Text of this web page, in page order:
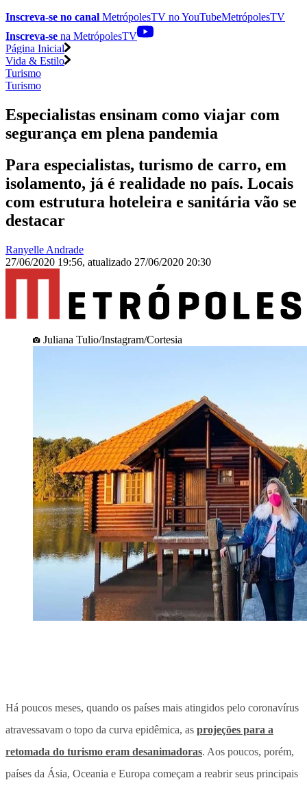
Inscreva-se no canal MetrópolesTV noYouTubeMetrópolesTV
Inscreva-se na MetrópolesTV
Página Inicial
Vida & Estilo
Turismo
Turismo
Especialistas ensinam como viajar com
segurança em plena pandemia
Para especialistas, turismo de carro, em
isolamento, já é realidade no país. Locais
com estrutura hoteleira e sanitária vão se
destacar
Ranyelle Andrade
27/06/2020 19:56, atualizado 27/06/2020 20:30
Juliana Tulio/Instagram/Cortesia
Há poucos meses, quando os países mais atingidos pelo coronavírus
atravessavam o topo da curva epidêmica, as projeções para a
retomada do turismo eram desanimadoras. Aos poucos, porém,
países da Ásia, Oceania e Europa começam a reabrir seus principais